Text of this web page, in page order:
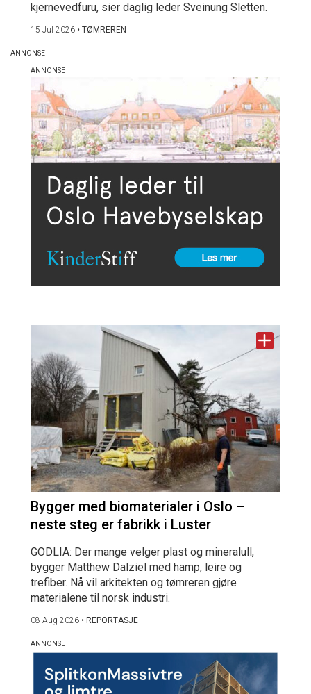
kjernevedfuru, sier daglig leder Sveinung Sletten.
15 Jul 2026 • TØMREREN
Bygger med biomaterialer i Oslo –
neste steg er fabrikk i Luster
GODLIA: Der mange velger plast og mineralull,
bygger Matthew Dalziel med hamp, leire og
trefiber. Nå vil arkitekten og tømreren gjøre
materialene til norsk industri.
08 Aug 2026 • REPORTASJE